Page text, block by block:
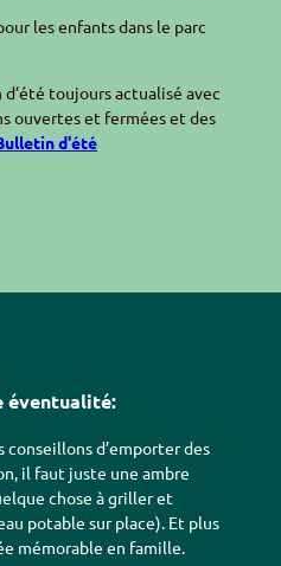
les enfants dans le parc
toujours actualisé avec
ouvertes et fermées et des
d'été
éventualité:
conseillons d’emporter des
il faut juste une ambre
chose à griller et
potable sur place). Et plus
mémorable en famille.